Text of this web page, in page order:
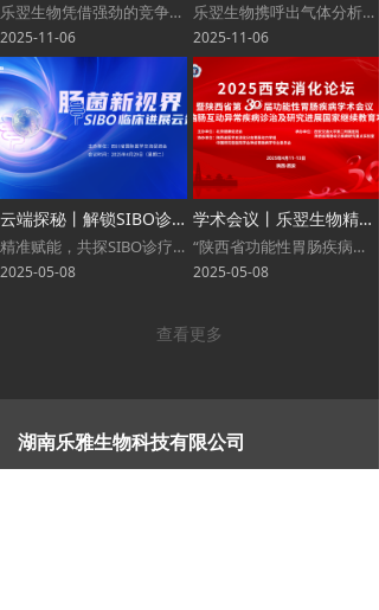
乐翌生物凭借强劲的竞争力与高发展潜力跻身榜单
2025-11-06
乐翌生物携呼出气体分析仪精彩亮相，氢气和甲烷呼气试验助力“大消化”时代
2025-11-06
云端探秘丨解锁SIBO诊疗前沿成果与指南新进展
精准赋能，共探SIBO诊疗新未来
2025-05-08
学术会议丨乐翌生物精彩亮相2025西安消化论坛
“陕西省功能性胃肠疾病学术会议”三十周年
2025-05-08
查看更多
湖南乐雅生物科技有限公司